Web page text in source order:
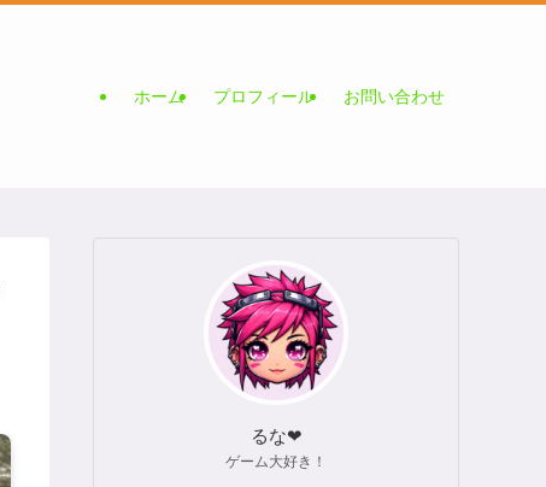
ホーム プロフィール お問い合わせ
るな❤
ゲーム大好き！